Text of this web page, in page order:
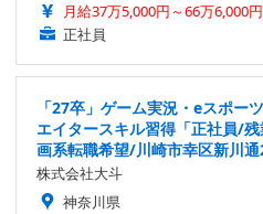
月給37万5,000円～66万6,000円
正社員
「27卒」ゲーム実況・eスポー
エイタースキル習得「正社員/
画系転職希望/川崎市幸区新川通
株式会社大斗
神奈川県